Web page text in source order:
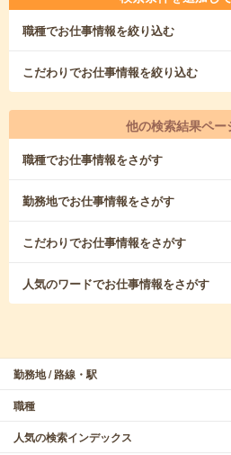
職種でお仕事情報を絞り込む
こだわりでお仕事情報を絞り込む
他の検索結果ペー
職種でお仕事情報をさがす
勤務地でお仕事情報をさがす
こだわりでお仕事情報をさがす
人気のワードでお仕事情報をさがす
勤務地 / 路線・駅
職種
人気の検索インデックス